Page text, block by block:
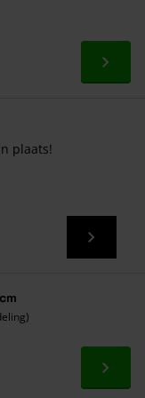
Ga
plaats!
Ga